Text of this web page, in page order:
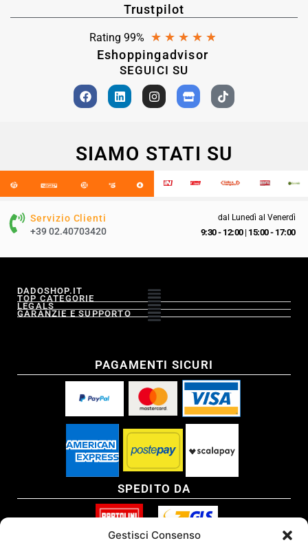
Gestisci Consenso
Trustpilot
Rating 99% ★ ★ ★ ★ ★
Eshoppingadvisor
SEGUICI SU
SIAMO STATI SU
Servizio Clienti
+39 02.40703420
dal Lunedì al Venerdì
9:30 - 12:00| 15:00 - 17:00
DADOSHOP.IT
TOP CATEGORIE
LEGALS
GARANZIE E SUPPORTO
PAGAMENTI SICURI
SPEDITO DA